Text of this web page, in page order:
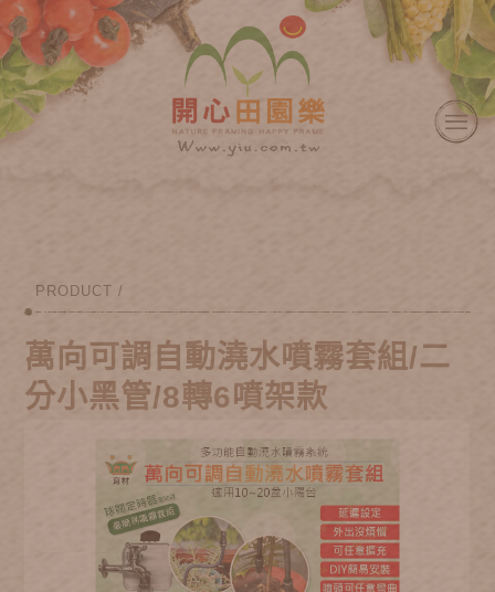
PRODUCT /
萬向可調自動澆水噴霧套組/二
分小黑管/8轉6噴架款